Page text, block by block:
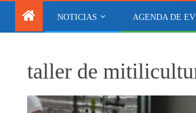
NOTICIAS AGENDA DE
taller de